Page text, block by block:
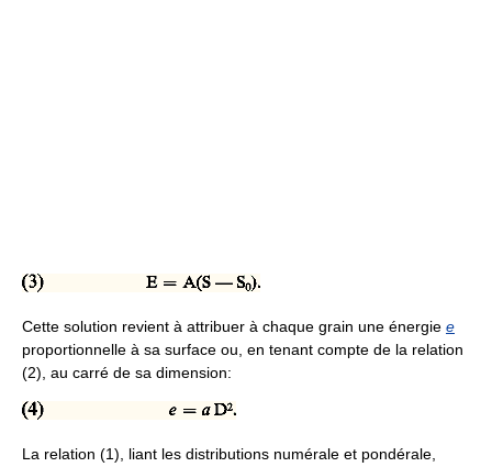
Cette solution revient à attribuer à chaque grain une énergie e
proportionnelle à sa surface ou, en tenant compte de la relation
(2), au carré de sa dimension:
La relation (1), liant les distributions numérale et pondérale,